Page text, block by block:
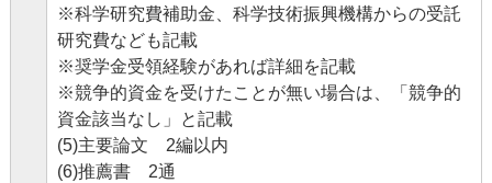
※科学研究費補助金、科学技術振興機構からの受託
研究費なども記載
※奨学金受領経験があれば詳細を記載
※競争的資金を受けたことが無い場合は、「競争的
資金該当なし」と記載
(5)主要論文 2編以内
(6)推薦書 2通